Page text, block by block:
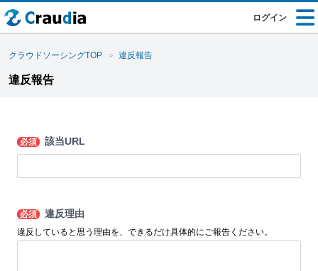
ログイン
クラウドソーシングTOP 違反報告
違反報告
必須 該当URL
必須 違反理由
違反していると思う理由を、できるだけ具体的にご報告ください。